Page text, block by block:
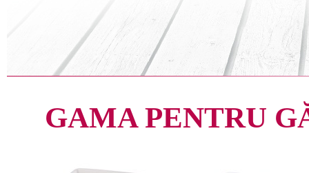
GAMA PENTRU